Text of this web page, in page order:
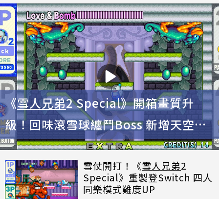
《雪人兄弟2 Special》開箱畫質升
級！回味滾雪球纏鬥Boss 新增天空模
式更好玩
雪仗開打！《雪人兄弟2
Special》重製登Switch 四人
同樂模式難度UP